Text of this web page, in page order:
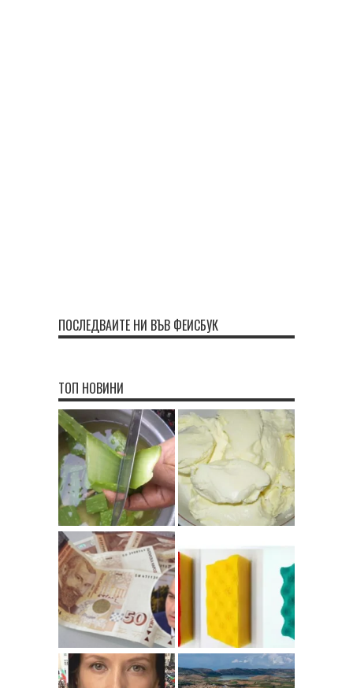
ПОСЛЕДВАЙТЕ НИ ВЪВ ФЕЙСБУК
ТОП НОВИНИ